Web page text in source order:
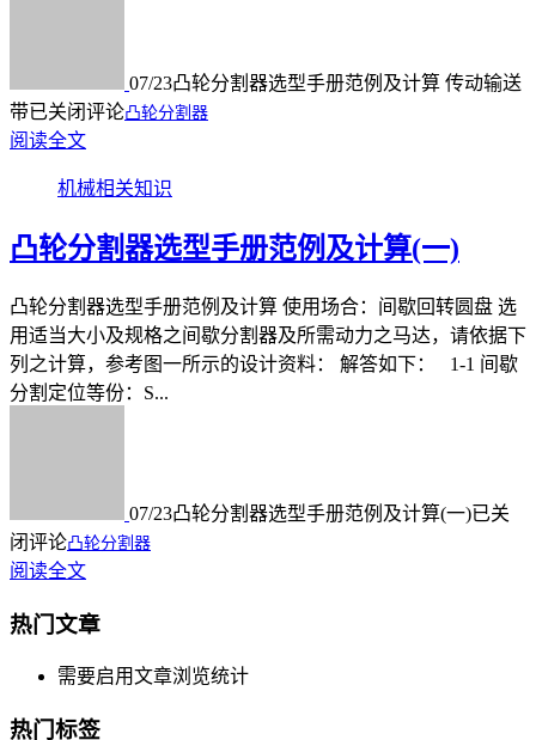
07/23凸轮分割器选型手册范例及计算 传动输送
带已关闭评论凸轮分割器
阅读全文
机械相关知识
凸轮分割器选型手册范例及计算(一)
凸轮分割器选型手册范例及计算 使用场合：间歇回转圆盘 选
用适当大小及规格之间歇分割器及所需动力之马达，请依据下
列之计算，参考图一所示的设计资料： 解答如下： 1-1 间歇
分割定位等份：S...
07/23凸轮分割器选型手册范例及计算(一)已关
闭评论凸轮分割器
阅读全文
热门文章
需要启用文章浏览统计
热门标签